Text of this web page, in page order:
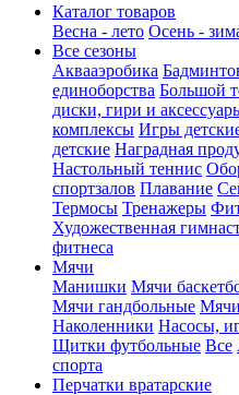
Каталог товаров
Весна - лето Осень -
Все сезоны
Аквааэробика
единоборства Большой
диски, гири и
комплексы Игры
детские Наградная
Настольный теннис
спортзалов Плавание
Термосы Тренажеры
Художественная
фитнеса
Мячи
Манишки Мячи
Мячи гандбольные
Наколенники Насосы,
Щитки футбольные Все
спорта
Перчатки вратарские